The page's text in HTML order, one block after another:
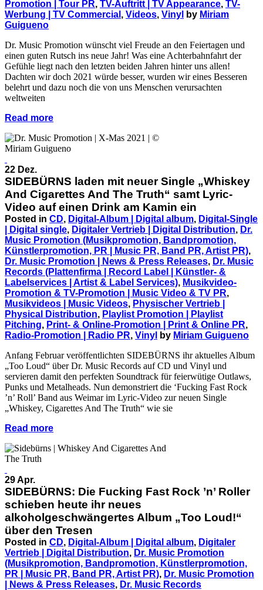
Promotion | Tour PR, TV-Auftritt | TV Appearance, TV-
Werbung | TV Commercial , Videos, Vinyl by Miriam
Guigueno
Dr. Music Promotion wünscht viel Freude an den Feiertagen und
einen guten Rutsch ins neue Jahr! Was eine Achterbahnfahrt der
Gefühle liegt nach den letzten beiden Jahren hinter uns allen!
Dachten wir doch 2021 würde besser, wurden wir eines Besseren
belehrt und dazu noch die von uns Menschen verursachten
weltweiten
Read more
22 Dez.
SIDEBÜRNS laden mit neuer Single „Whiskey
And Cigarettes And The Truth“ samt Lyric-
Video auf einen Drink am Kamin ein
Posted in CD, Digital-Album | Digital album, Digital-Single
| Digital single, Digitaler Vertrieb | Digital Distribution, Dr.
Music Promotion (Musikpromotion, Bandpromotion,
Künstlerpromotion, PR | Music PR, Band PR, Artist PR),
Dr. Music Promotion | News & Press Releases, Dr. Music
Records (Plattenfirma | Record Label | Künstler- &
Labelservices | Artist & Label Services), Musikvideo-
Promotion & TV-Promotion | Music Video & TV PR,
Musikvideos | Music Videos, Physischer Vertrieb |
Physical Distribution, Playlist Promotion | Playlist
Pitching, Print- & Online-Promotion | Print & Online PR,
Radio-Promotion | Radio PR, Vinyl by Miriam Guigueno
Anfang Februar veröffentlichten SIDEBÜRNS ihr aktuelles Album
„Too Loud“ über Dr. Music Records auf CD und Vinyl und
servieren damit den perfekten Soundtrack für feierwütige Outlaws,
Punks und Metalheads. Nun demonstriert die ‘Fucking Fast Rock
’n’ Roll’ Band aus Weimar im Lyric-Video zur neuen Single
„Whiskey, Cigarettes And The Truth“ wie sie
Read more
29 Apr.
SIDEBÜRNS: Die Fucking Fast Rock ’n’ Roller
schieben heute ihr neues
alkoholgeschwängertes Album „Too Loud!“
über den Tresen
Posted in CD, Digital-Album | Digital album, Digitaler
Vertrieb | Digital Distribution, Dr. Music Promotion
(Musikpromotion, Bandpromotion, Künstlerpromotion,
PR | Music PR, Band PR, Artist PR), Dr. Music Promotion
| News & Press Releases, Dr. Music Records